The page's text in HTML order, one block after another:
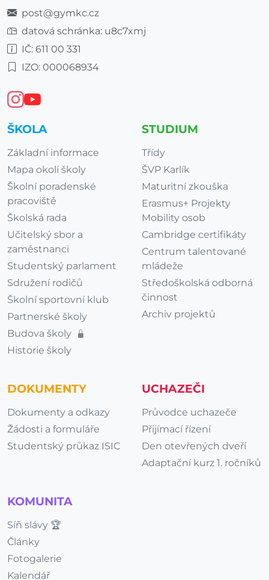
post@gymkc.cz
datová schránka: u8c7xmj
IČ: 611 00 331
IZO: 000068934
ŠKOLA
Základní informace
Mapa okolí školy
Školní poradenské
pracoviště
Školská rada
Učitelský sbor a
zaměstnanci
Studentský parlament
Sdružení rodičů
Školní sportovní klub
Partnerské školy
Budova školy
Historie školy
STUDIUM
Třídy
ŠVP Karlík
Maturitní zkouška
Erasmus+ Projekty
Mobility osob
Cambridge certifikáty
Centrum talentované
mládeže
Středoškolská odborná
činnost
Archiv projektů
DOKUMENTY
Dokumenty a odkazy
Žádosti a formuláře
Studentský průkaz ISIC
UCHAZEČI
Průvodce uchazeče
Přijímací řízení
Den otevřených dveří
Adaptační kurz 1. ročníků
KOMUNITA
Síň slávy 🏆
Články
Fotogalerie
Kalendář